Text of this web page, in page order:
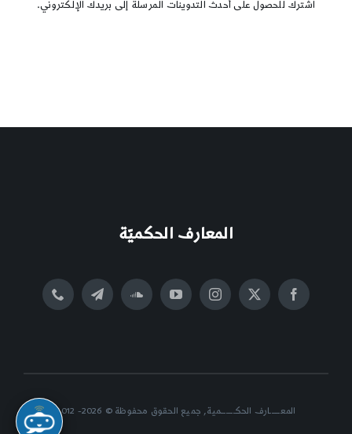
اشترك للحصول على أحدث التدوينات المرسلة إلى بريدك الإلكتروني.
المعارف الحكميّة
المعــــــارف الحكــــــــمية, جميع الحقوق محفوظة © 2026- 2012